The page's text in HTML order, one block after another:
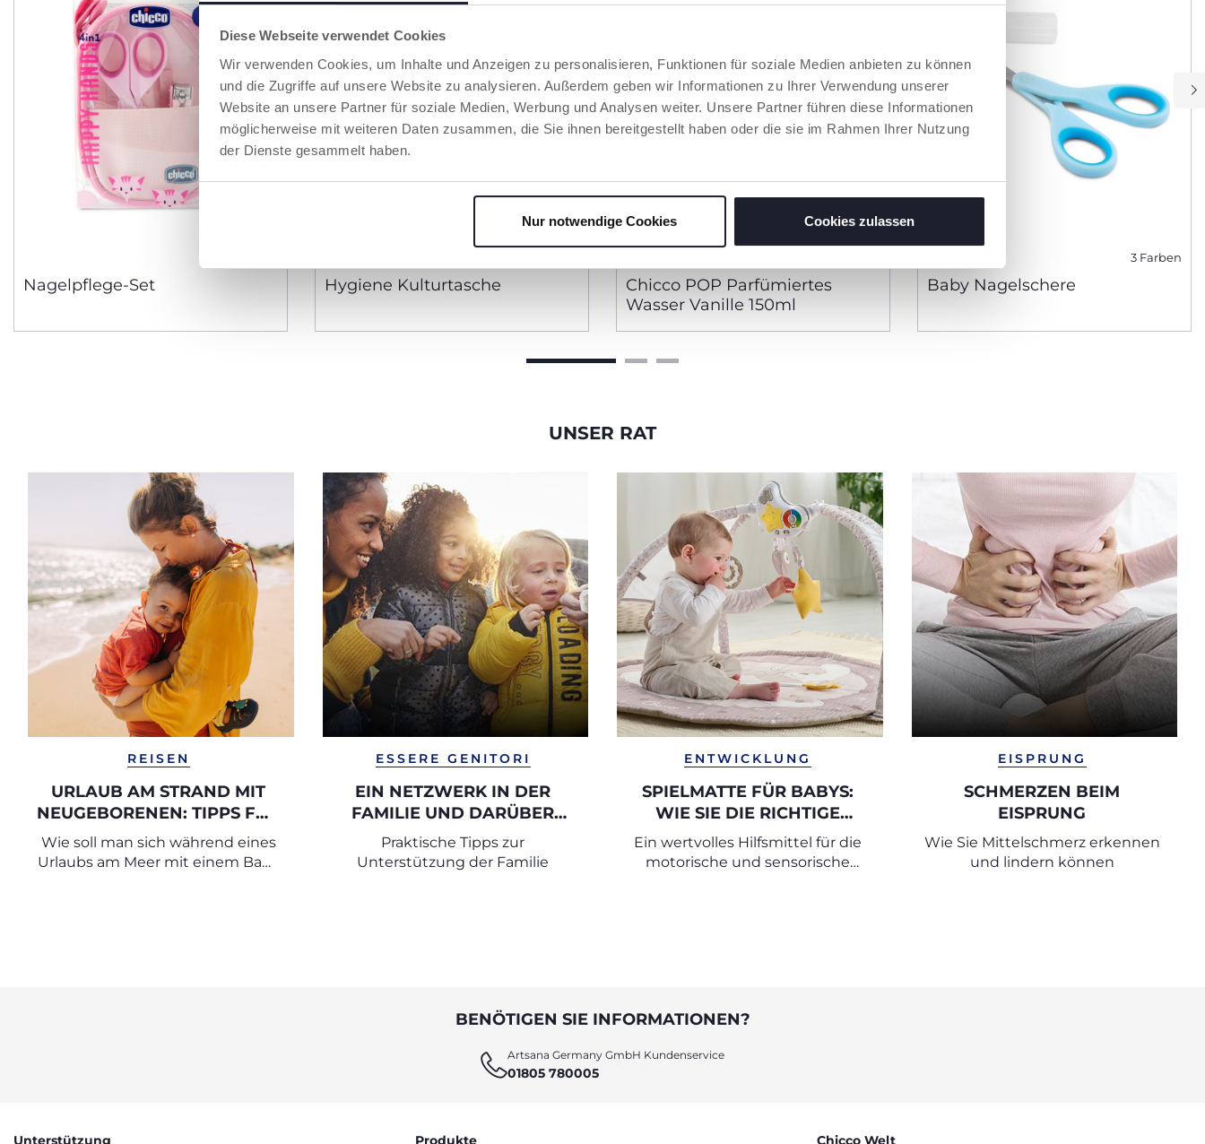
Diese Webseite verwendet Cookies
Wir verwenden Cookies, um Inhalte und Anzeigen zu personalisieren, Funktionen für soziale Medien anbieten zu können
und die Zugriffe auf unsere Website zu analysieren. Außerdem geben wir Informationen zu Ihrer Verwendung unserer
Website an unsere Partner für soziale Medien, Werbung und Analysen weiter. Unsere Partner führen diese Informationen
möglicherweise mit weiteren Daten zusammen, die Sie ihnen bereitgestellt haben oder die sie im Rahmen Ihrer Nutzung
der Dienste gesammelt haben.
Nur notwendige Cookies Cookies zulassen
Nagelpflege-Set Hygiene Kulturtasche
Chicco POP Parfümiertes
Wasser Vanille 150ml
3 Farben
Baby Nagelschere
UNSER RAT
REISEN
URLAUB AM STRAND MIT
NEUGEBORENEN: TIPPS FÜR
EINEN SICHEREN URLAUB
Wie soll man sich während eines
Urlaubs am Meer mit einem Baby
ESSERE GENITORI
EIN NETZWERK IN DER
FAMILIE UND DARÜBER
HINAUS AUFBAUEN
Praktische Tipps zur
Unterstützung der Familie
ENTWICKLUNG
SPIELMATTE FÜR BABYS:
WIE SIE DIE RICHTIGE
AUSWÄHLEN UND OPTIMAL
NUTZEN
Ein wertvolles Hilfsmittel für die
motorische und sensorische
EISPRUNG
SCHMERZEN BEIM
EISPRUNG
Wie Sie Mittelschmerz erkennen
und lindern können
BENÖTIGEN SIE INFORMATIONEN?
Artsana Germany GmbH Kundenservice
01805 780005
Unterstützung Produkte Chicco Welt